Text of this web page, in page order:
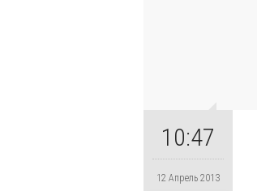
10:47
12 Апрель 2013